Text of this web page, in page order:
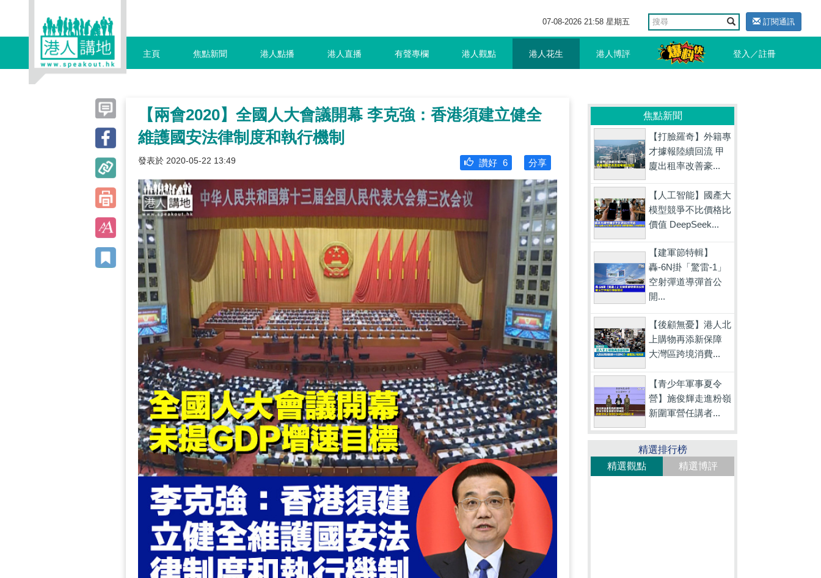
07-08-2026 21:58 星期五 訂閱通訊
主頁 焦點新聞 港人點播 港人直播 有聲專欄 港人觀點 港人花生 港人博評 登入／註冊
【兩會2020】全國人大會議開幕 李克強：香港須建立健全
維護國安法律制度和執行機制
發表於 2020-05-22 13:49 分享
讚好 6
焦點新聞
【打臉羅奇】外籍專
才據報陸續回流 甲
廈出租率改善豪...
【人工智能】國產大
模型競爭不比價格比
價值 DeepSeek...
【建軍節特輯】
轟-6N掛「驚雷-1」
空射彈道導彈首公
開...
【後顧無憂】港人北
上購物再添新保障
大灣區跨境消費...
【青少年軍事夏令
營】施俊輝走進粉嶺
新圍軍營任講者...
精選排行榜
精選觀點
精選博評